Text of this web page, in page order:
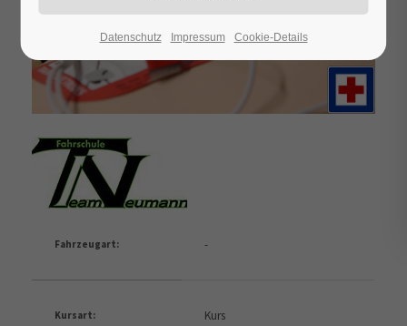
Fahrzeugart: -
Kursart: Kurs
Datenschutz Impressum Cookie-Details